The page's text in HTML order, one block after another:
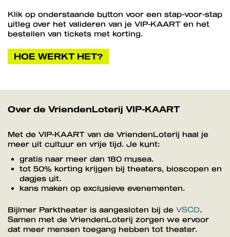
Klik op onderstaande button voor een stap-voor-stap
uitleg over het valideren van je VIP-KAART en het
bestellen van tickets met korting.
HOE WERKT HET?
Over de VriendenLoterij VIP-KAART
Met de VIP-KAART van de VriendenLoterij haal je
meer uit cultuur en vrije tijd. Je kunt:
gratis naar meer dan 180 musea.
tot 50% korting krijgen bij theaters, bioscopen en
dagjes uit.
kans maken op exclusieve evenementen.
Bijlmer Parktheater is aangesloten bij de VSCD.
Samen met de VriendenLoterij zorgen we ervoor
dat meer mensen toegang hebben tot theater.